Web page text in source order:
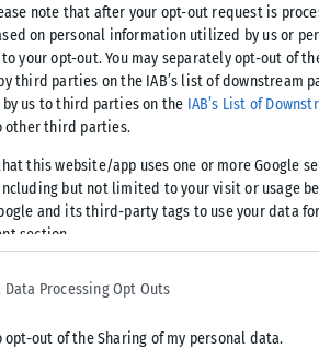
note that after your opt-out request is
on personal information utilized by us or
your opt-out. You may separately opt-out of
third parties on the IAB’s list of downstream
by us to third parties on the IAB’s List of
other third parties.
this website/app uses one or more Google
but not limited to your visit or usage
and its third-party tags to use your data
section.
Data Processing Opt Outs
opt-out of the Sharing of my personal data.